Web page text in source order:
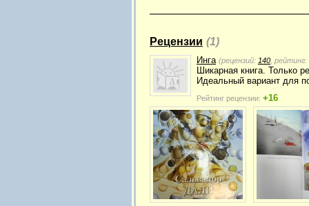
Рецензии (1)
Инга (рецензий: 140 , рейтинг:
Шикарная книга. Только
Идеальный вариант для
Рейтинг рецензии: +16